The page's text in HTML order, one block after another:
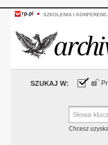
SZKOLENIA I
SZUKAJ W:
Chcesz